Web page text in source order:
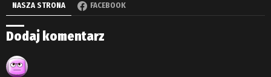
NASZA STRONA FACEBOOK
Dodaj komentarz